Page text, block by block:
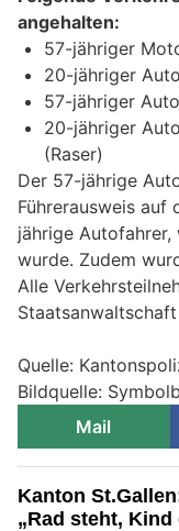
angehalten:
57-jähriger
20-jähriger
57-jähriger
20-jähriger
(Raser)
Der 57-jährige
Führerausweis auf
jährige
wurde. Zudem
Alle
Quelle:
Bildquelle:
Mail
Kanton
„Rad steht,